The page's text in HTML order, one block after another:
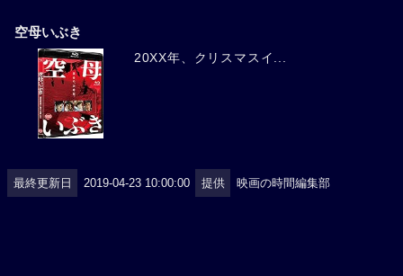
空母いぶき
20XX年、クリスマスイ...
最終更新日 2019-04-23 10:00:00 提供 映画の時間編集部